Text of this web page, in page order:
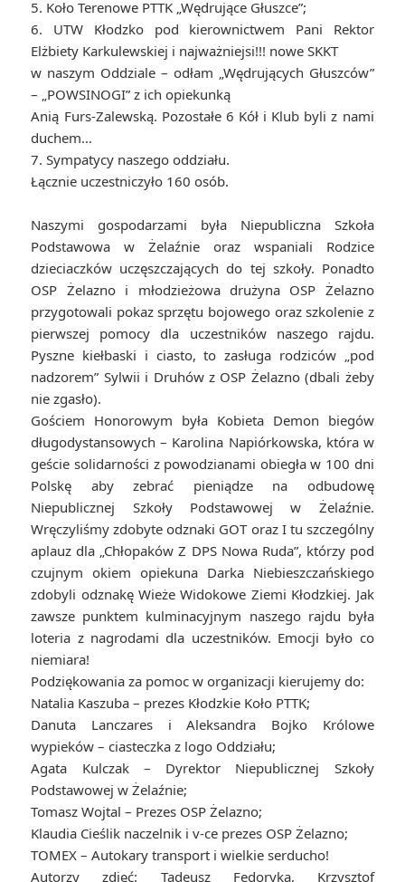
5. Koło Terenowe PTTK „Wędrujące Głuszce”;
6. UTW Kłodzko pod kierownictwem Pani Rektor
Elżbiety Karkulewskiej i najważniejsi!!! nowe SKKT
w naszym Oddziale – odłam „Wędrujących Głuszców”
– „POWSINOGI” z ich opiekunką
Anią Furs-Zalewską. Pozostałe 6 Kół i Klub byli z nami
duchem…
7. Sympatycy naszego oddziału.
Łącznie uczestniczyło 160 osób.
Naszymi gospodarzami była Niepubliczna Szkoła
Podstawowa w Żelaźnie oraz wspaniali Rodzice
dzieciaczków uczęszczających do tej szkoły. Ponadto
OSP Żelazno i młodzieżowa drużyna OSP Żelazno
przygotowali pokaz sprzętu bojowego oraz szkolenie z
pierwszej pomocy dla uczestników naszego rajdu.
Pyszne kiełbaski i ciasto, to zasługa rodziców „pod
nadzorem” Sylwii i Druhów z OSP Żelazno (dbali żeby
nie zgasło).
Gościem Honorowym była Kobieta Demon biegów
długodystansowych – Karolina Napiórkowska, która w
geście solidarności z powodzianami obiegła w 100 dni
Polskę aby zebrać pieniądze na odbudowę
Niepublicznej Szkoły Podstawowej w Żelaźnie.
Wręczyliśmy zdobyte odznaki GOT oraz I tu szczególny
aplauz dla „Chłopaków Z DPS Nowa Ruda”, którzy pod
czujnym okiem opiekuna Darka Niebieszczańskiego
zdobyli odznakę Wieże Widokowe Ziemi Kłodzkiej. Jak
zawsze punktem kulminacyjnym naszego rajdu była
loteria z nagrodami dla uczestników. Emocji było co
niemiara!
Podziękowania za pomoc w organizacji kierujemy do:
Natalia Kaszuba – prezes Kłodzkie Koło PTTK;
Danuta Lanczares i Aleksandra Bojko Królowe
wypieków – ciasteczka z logo Oddziału;
Agata Kulczak – Dyrektor Niepublicznej Szkoły
Podstawowej w Żelaźnie;
Tomasz Wojtal – Prezes OSP Żelazno;
Klaudia Cieślik naczelnik i v-ce prezes OSP Żelazno;
TOMEX – Autokary transport i wielkie serducho!
Autorzy zdjęć: Tadeusz Fedoryka, Krzysztof